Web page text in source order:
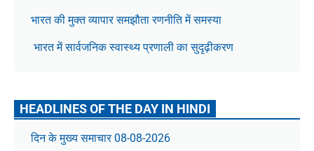
भारत की मुक्त व्यापार समझौता रणनीति में समस्या
भारत में सार्वजनिक स्वास्थ्य प्रणाली का सुदृढ़ीकरण
HEADLINES OF THE DAY IN HINDI
दिन के मुख्य समाचार 08-08-2026